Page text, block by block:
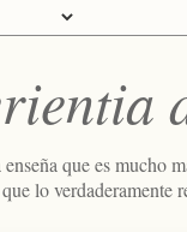
que es mucho
lo verdaderamente